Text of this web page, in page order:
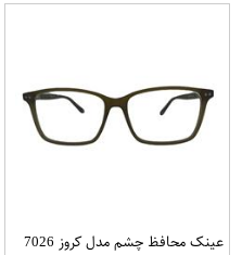
عینک محافظ چشم مدل کروز 7026